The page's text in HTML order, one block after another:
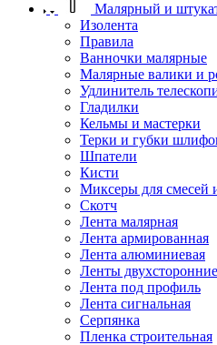
Малярный и
Изолента
Правила
Ванночки малярные
Малярные валики и
Удлинитель
Гладилки
Кельмы и мастерки
Терки и губки
Шпатели
Кисти
Миксеры для смесей
Скотч
Лента малярная
Лента армированная
Лента алюминиевая
Ленты двухсторонние
Лента под профиль
Лента сигнальная
Серпянка
Пленка строительная